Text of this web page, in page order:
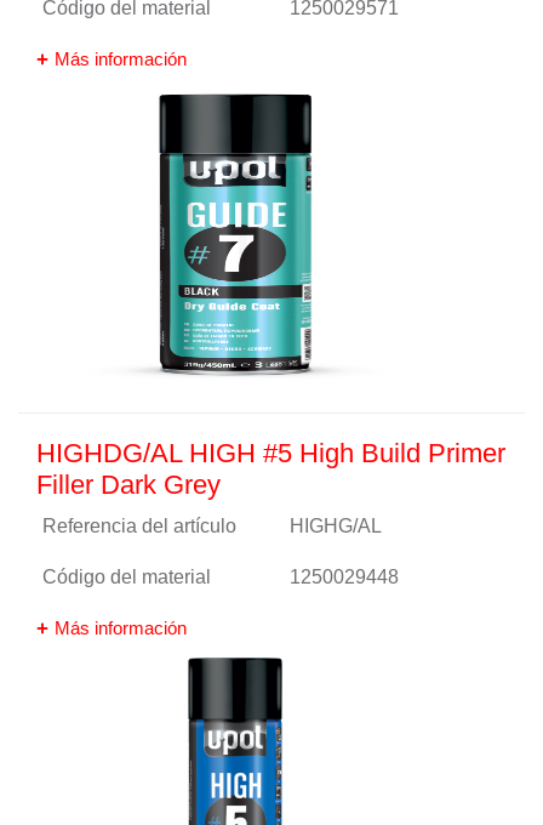
Código del material 1250029571
Más información
HIGHDG/AL HIGH #5 High Build Primer
Filler Dark Grey
Referencia del artículo HIGHG/AL
Código del material 1250029448
Más información